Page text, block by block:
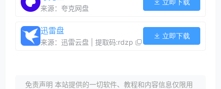
来源：夸克网盘
立即下载
迅雷盘
来源：迅雷云盘 | 提取码:rdzp
立即下载
免责声明 本站提供的一切软件、教程和内容信息仅限用